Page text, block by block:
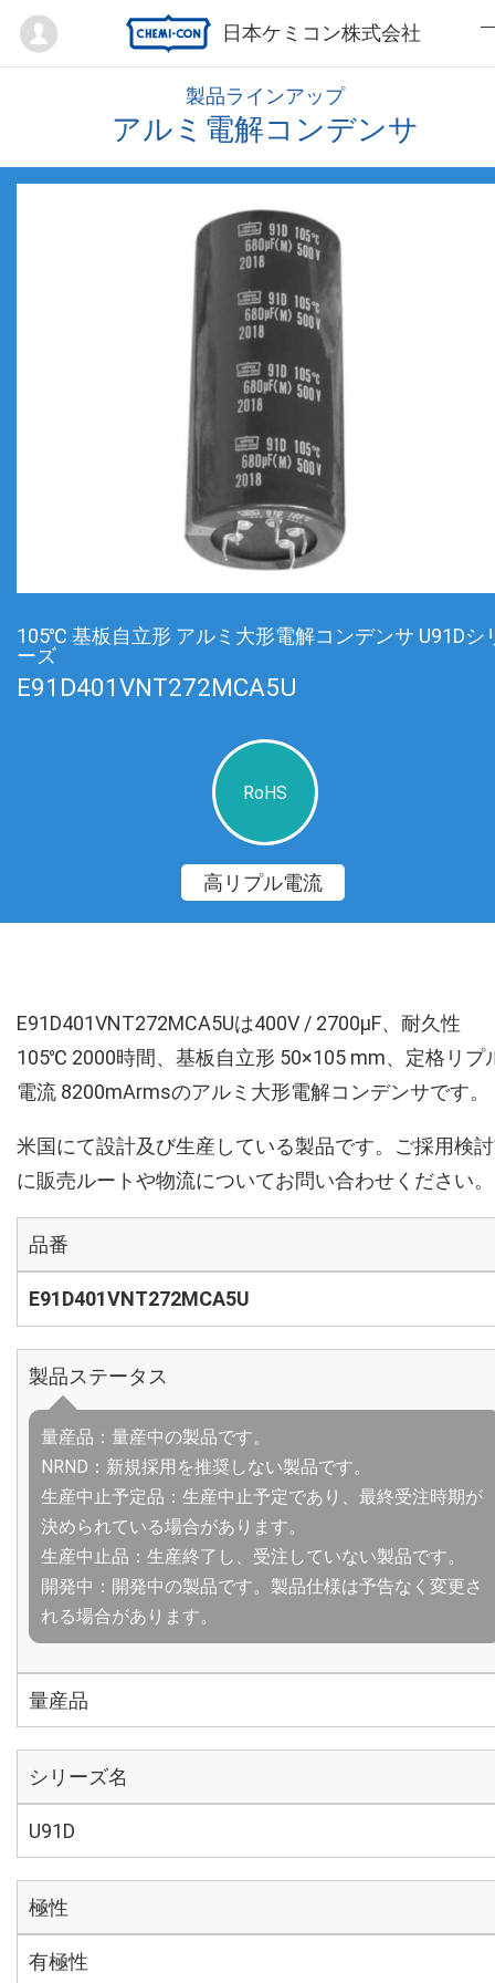
日本ケミコン株式会社
Mypage
製品ラインアップ
アルミ電解コンデンサ
105℃ 基板自立形 アルミ大形電解コンデンサ U91Dシ
ーズ
E91D401VNT272MCA5U
RoHS
高リプル電流
E91D401VNT272MCA5Uは400V / 2700µF、耐久性
105℃ 2000時間、基板自立形 50×105 mm、定格リプ
電流 8200mArmsのアルミ大形電解コンデンサです。
米国にて設計及び生産している製品です。ご採用検
に販売ルートや物流についてお問い合わせください。
品番
E91D401VNT272MCA5U
製品ステータス
量産品：量産中の製品です。
NRND：新規採用を推奨しない製品です。
生産中止予定品：生産中止予定であり、最終受注時期が
決められている場合があります。
生産中止品：生産終了し、受注していない製品です。
開発中：開発中の製品です。製品仕様は予告なく変更さ
れる場合があります。
量産品
シリーズ名
U91D
極性
有極性